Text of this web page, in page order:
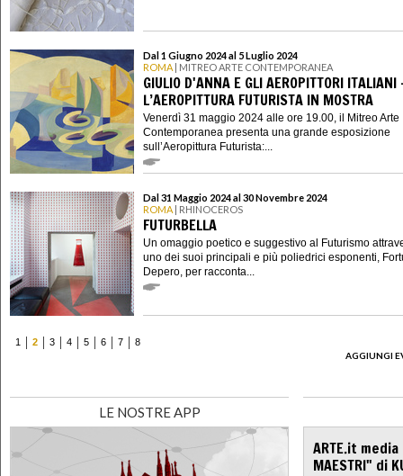
Dal 1 Giugno 2024 al 5 Luglio 2024
ROMA | MITREO ARTE CONTEMPORANEA
GIULIO D'ANNA E GLI AEROPITTORI ITALIANI
L’AEROPITTURA FUTURISTA IN MOSTRA
Venerdì 31 maggio 2024 alle ore 19.00, il Mitreo Arte
Contemporanea presenta una grande esposizione
sull’Aeropittura Futurista:...
Dal 31 Maggio 2024 al 30 Novembre 2024
ROMA | RHINOCEROS
FUTURBELLA
Un omaggio poetico e suggestivo al Futurismo
uno dei suoi principali e più poliedrici esponenti,
Depero, per racconta...
1 2 3 4 5 6 7
8
AGGIUNGI
LE NOSTRE APP
ARTE.it
MAESTRI" di